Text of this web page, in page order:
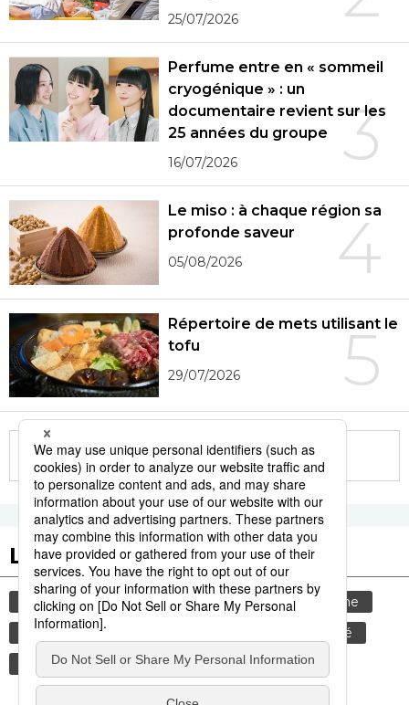
25/07/2026
3
Perfume entre en « sommeil
cryogénique » : un
documentaire revient sur les
25 années du groupe
16/07/2026
4
Le miso : à chaque région sa
profonde saveur
05/08/2026
5
Répertoire de mets utilisant le
tofu
29/07/2026
More in this series
Les tags populaires
gastronomie culture animal
tourisme
histoire
bouddhisme
société
femme
vie quotidienne